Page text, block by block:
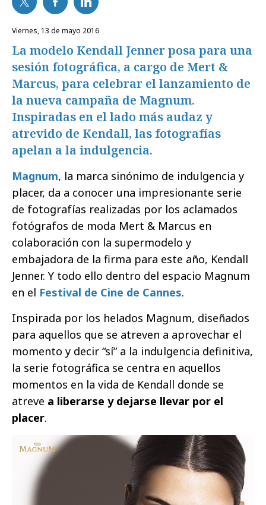
viernes, 13 de mayo 2016
La modelo Kendall Jenner posa para una
sesión fotográfica, a cargo de Mert &
Marcus, para celebrar el lanzamiento de
la nueva campaña de Magnum.
Inspiradas en el lado más audaz y
atrevido de Kendall, las fotografías
apelan a la indulgencia.
Magnum, la marca sinónimo de indulgencia y
placer, da a conocer una impresionante serie
de fotografías realizadas por los aclamados
fotógrafos de moda Mert & Marcus en
colaboración con la supermodelo y
embajadora de la firma para este año, Kendall
Jenner. Y todo ello dentro del espacio Magnum
en el Festival de Cine de Cannes.
Inspirada por los helados Magnum, diseñados
para aquellos que se atreven a aprovechar el
momento y decir “sí” a la indulgencia definitiva,
la serie fotográfica se centra en aquellos
momentos en la vida de Kendall donde se
atreve a liberarse y dejarse llevar por el
placer.